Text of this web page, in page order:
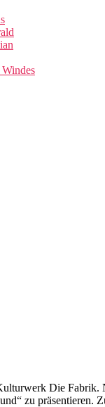
Die Fabrik.
zu präsentieren.